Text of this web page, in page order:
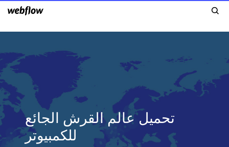
تحميل عالم القرش الجائع
للكمبيوتر